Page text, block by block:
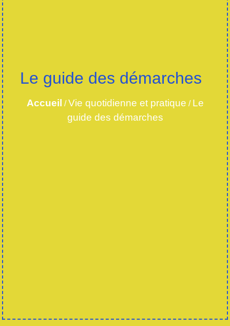
Le guide des démarches
Accueil /Vie quotidienne et pratique / Le
guide des démarches